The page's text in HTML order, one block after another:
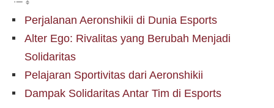
Perjalanan Aeronshikii di Dunia Esports
Alter Ego: Rivalitas yang Berubah Menjadi
Solidaritas
Pelajaran Sportivitas dari Aeronshikii
Dampak Solidaritas Antar Tim di Esports